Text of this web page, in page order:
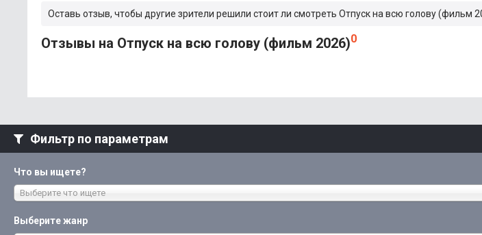
Оставь отзыв, чтобы другие зрители решили стоит ли смотреть Отпуск на всю голову (фильм
Отзывы на Отпуск на всю голову (фильм 2026)0
Фильтр по параметрам
Что вы ищете?
Выберите что ищете
Выберите жанр